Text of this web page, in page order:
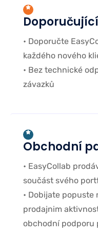
• Doporučte
každého nového
• Bez technické
závazků
Obchodní
• EasyCollab
součást svého
• Dobijate popuste
prodajnim
obchodní podporu